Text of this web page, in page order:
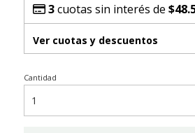
3cuotas sin interés de
Ver cuotas y descuentos
Cantidad